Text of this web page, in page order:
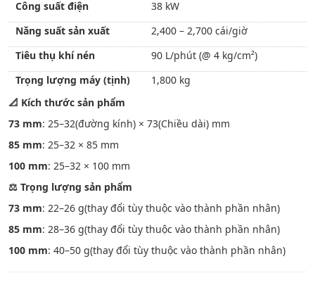
Công suất điện
38 kW
Năng suất sản xuất
2,400 – 2,700 cái/giờ
Tiêu thụ khí nén
90 L/phút (@ 4 kg/cm²)
Trọng lượng máy (tịnh)
1,800 kg
📐 Kích thước sản phẩm
73 mm: 25–32(đường kính) × 73(Chiều dài) mm
85 mm: 25–32 × 85 mm
100 mm: 25–32 × 100 mm
⚖️Trọng lượng sản phẩm
73 mm: 22–26 g(thay đổi tùy thuộc vào thành phần nhân)
85 mm: 28–36 g(thay đổi tùy thuộc vào thành phần nhân)
100 mm: 40–50 g(thay đổi tùy thuộc vào thành phần nhân)